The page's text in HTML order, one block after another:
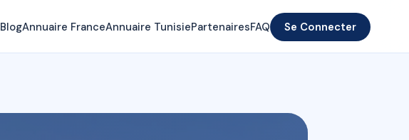
BlogAnnuaire FranceAnnuaire TunisiePartenairesFAQ Se Connecter